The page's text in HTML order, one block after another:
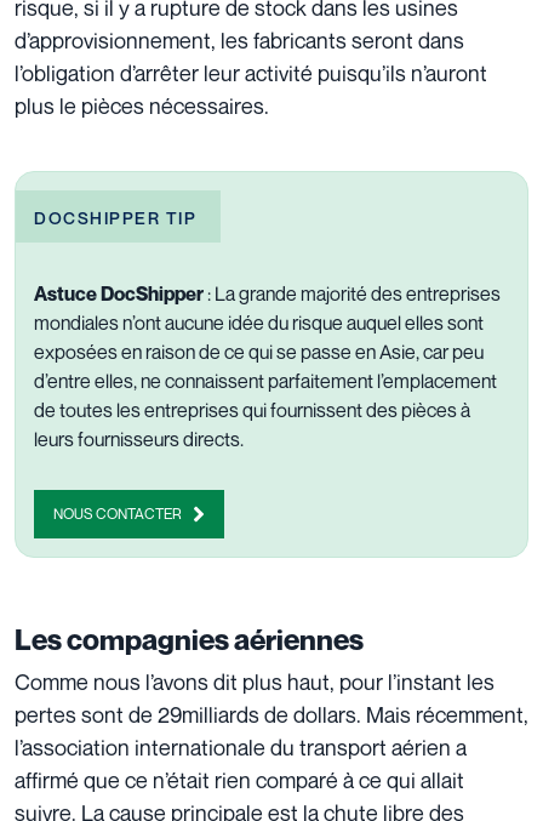
risque, si il y a rupture de stock dans les usines
d’approvisionnement, les fabricants seront dans
l’obligation d’arrêter leur activité puisqu’ils n’auront
plus le pièces nécessaires.
DOCSHIPPER TIP
Astuce DocShipper : La grande majorité des entreprises
mondiales n’ont aucune idée du risque auquel elles sont
exposées en raison de ce qui se passe en Asie, car peu
d’entre elles, ne connaissent parfaitement l’emplacement
de toutes les entreprises qui fournissent des pièces à
leurs fournisseurs directs.
NOUS CONTACTER
Les compagnies aériennes
Comme nous l’avons dit plus haut, pour l’instant les
pertes sont de 29milliards de dollars. Mais récemment,
l’association internationale du transport aérien a
affirmé que ce n’était rien comparé à ce qui allait
suivre. La cause principale est la chute libre des